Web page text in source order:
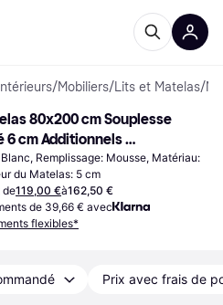
/Mobiliers/Lits et Matelas/
80x200 cm Souplesse
6 cm Additionnels
Remplissage: Mousse, Matériau:
du Matelas: 5 cm
de119,00 €à162,50 €
de 39,66 € avec
flexibles*
Prix avec frais de